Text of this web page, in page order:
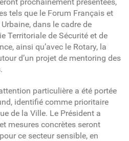
tels que le Forum Français et
dans le cadre de
Territoriale de Sécurité et de
ainsi qu’avec le Rotary, la
d’un projet de mentoring des
particulière a été portée
identifié comme prioritaire
de la Ville. Le Président a
mesures concrètes seront
ce secteur sensible, en